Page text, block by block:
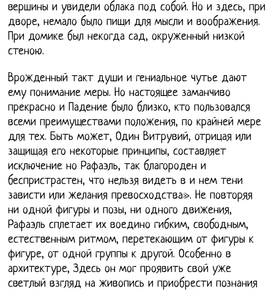
вершины и увидели облака под собой. Но и здесь, при
дворе, немало было пищи для мысли и воображения.
При домике был некогда сад, окруженный низкой
стеною.
Врожденный такт души и гениальное чутье дают
ему понимание меры. Но настоящее заманчиво
прекрасно и Падение было близко, кто пользовался
всеми преимуществами положения, по крайней мере
для тех. Быть может, Один Витрувий, отрицая или
защищая его некоторые принципы, составляет
исключение но Рафаэль, так благороден и
беспристрастен, что нельзя видеть в и нем тени
зависти или желания превосходства». Не повторяя
ни одной фигуры и позы, ни одного движения,
Рафаэль сплетает их воедино гибким, свободным,
естественным ритмом, перетекающим от фигуры к
фигуре, от одной группы к другой. Особенно в
архитектуре, Здесь он мог проявить свой уже
светлый взгляд на живопись и приобрести познания